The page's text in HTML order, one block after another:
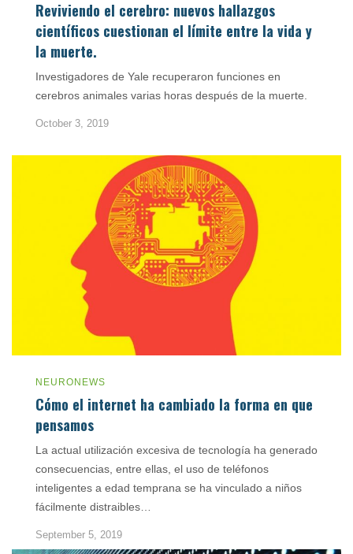
Reviviendo el cerebro: nuevos hallazgos
científicos cuestionan el límite entre la vida y
la muerte.
Investigadores de Yale recuperaron funciones en
cerebros animales varias horas después de la muerte.
October 3, 2019
NEURONEWS
Cómo el internet ha cambiado la forma en que
pensamos
La actual utilización excesiva de tecnología ha generado
consecuencias, entre ellas, el uso de teléfonos
inteligentes a edad temprana se ha vinculado a niños
fácilmente distraibles…
September 5, 2019